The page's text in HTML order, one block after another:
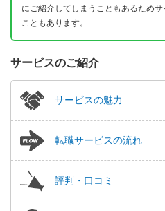
にご紹介してしまうこともあるため
こともあります。
サービスのご紹介
サービスの魅力
転職サービスの流れ
評判・口コミ